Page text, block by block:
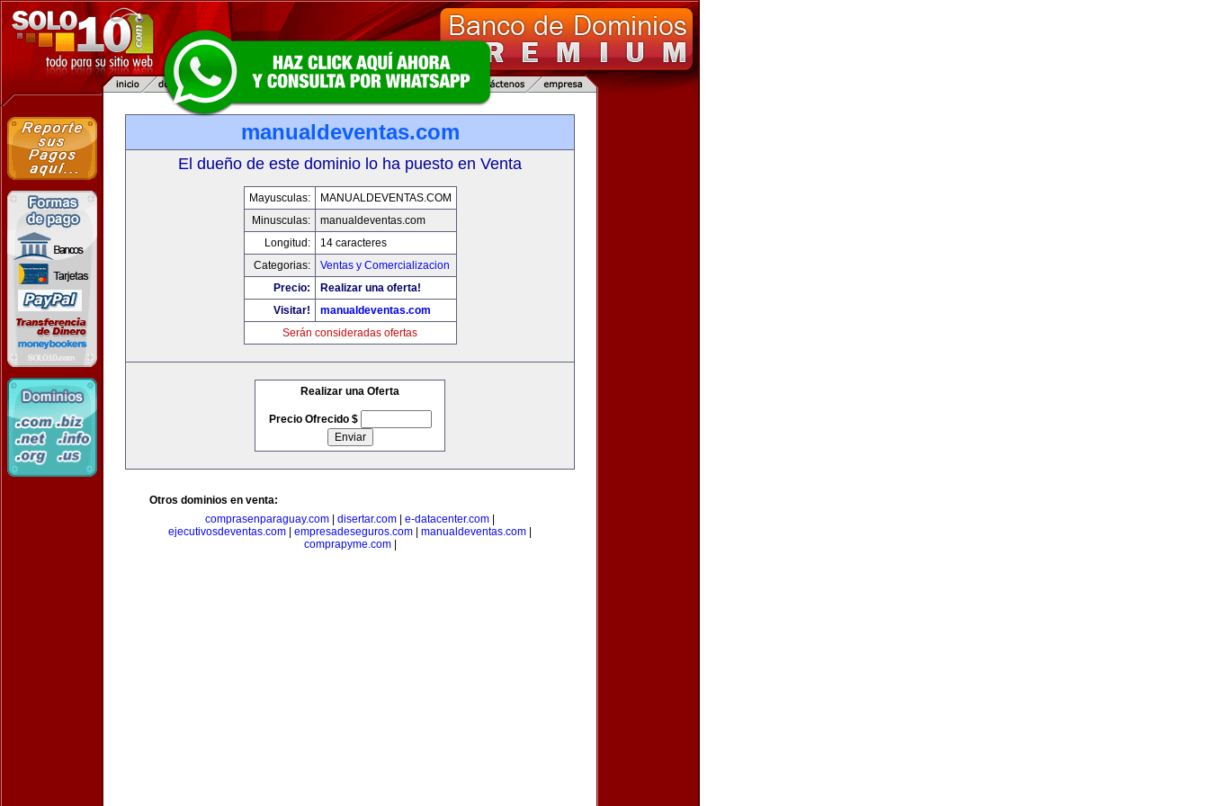
manualdeventas.com
El dueño de este dominio lo ha puesto en Venta
Mayusculas:
MANUALDEVENTAS.COM
Minusculas:
manualdeventas.com
Longitud:
14 caracteres
Categorias:
Ventas y Comercializacion
Precio:
Realizar una oferta!
Visitar!
manualdeventas.com
Serán consideradas ofertas
Realizar una Oferta
Precio Ofrecido $
Otros dominios en venta:
comprasenparaguay.com
disertar.com e-datacenter.com
ejecutivosdeventas.com
empresadeseguros.com manualdeventas.com
comprapyme.com|